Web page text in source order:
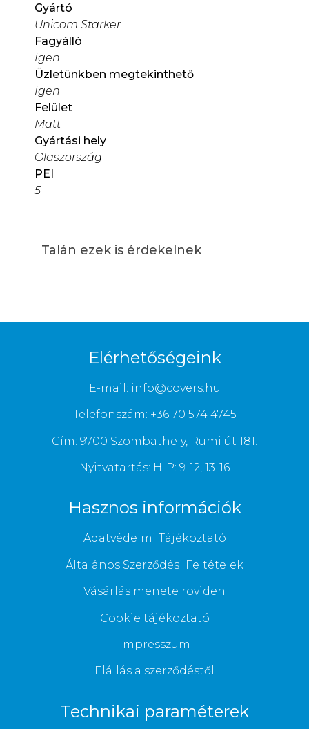
Gyártó
Unicom Starker
Fagyálló
Igen
Üzletünkben megtekinthető
Igen
Felület
Matt
Gyártási hely
Olaszország
PEI
5
Talán ezek is érdekelnek
Elérhetőségeink
E-mail: info@covers.hu
Telefonszám: +36 70 574 4745
Cím: 9700 Szombathely, Rumi út 181.
Nyitvatartás: H-P: 9-12, 13-16
Hasznos információk
Adatvédelmi Tájékoztató
Általános Szerződési Feltételek
Vásárlás menete röviden
Cookie tájékoztató
Impresszum
Elállás a szerződéstől
Technikai paraméterek